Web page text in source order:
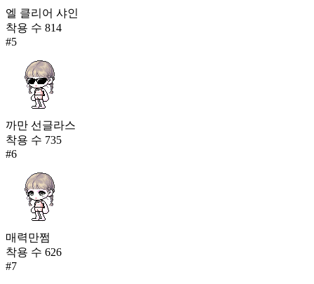
엘 클리어 샤인
착용 수 814
#5
까만 선글라스
착용 수 735
#6
매력만쩜
착용 수 626
#7